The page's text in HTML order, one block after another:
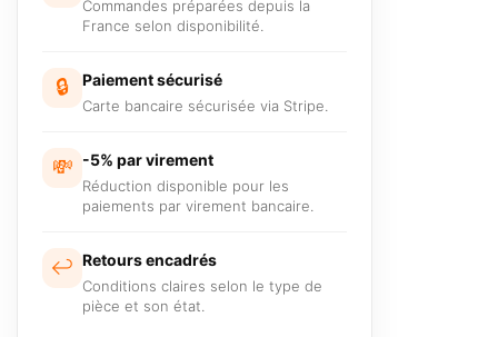
Commandes préparées depuis la
France selon disponibilité.
🔒 Paiement sécurisé
Carte bancaire sécurisée via Stripe.
💸 -5% par virement
Réduction disponible pour les
paiements par virement bancaire.
↩️ Retours encadrés
Conditions claires selon le type de
pièce et son état.